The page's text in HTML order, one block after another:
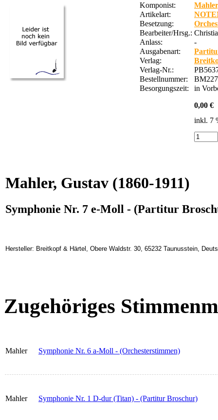
Komponist:
Artikelart:
Besetzung:
Bearbeiter/Hrsg.:
Anlass:
-
Ausgabenart:
Verlag:
Verlag-Nr.:
Bestellnummer:
Besorgungszeit:
in
0,00 €
inkl. 7
Mahler, Gustav (1860-1911)
Symphonie Nr. 7 e-Moll - (Partitur
Hersteller: Breitkopf & Härtel, Obere Waldstr. 30, 65232 Taunusstein,
Zugehöriges
Mahler Symphonie Nr. 6 a-Moll - (Orchesterstimmen)
Mahler Symphonie Nr. 1 D-dur (Titan) - (Partitur Broschur)